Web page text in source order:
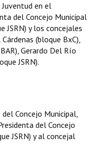
en el
del Concejo Municipal
JSRN) y los concejales
(bloque BxC),
Gerardo Del Río
JSRN).
Concejo Municipal,
del Concejo
JSRN) y al concejal